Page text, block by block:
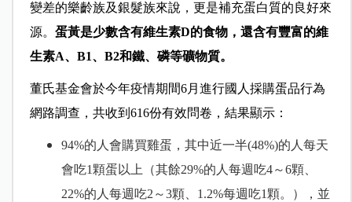
變差的樂齡族及銀髮族來說，更是補充蛋白質的良好來
源。 蛋黃是少數含有維生素D的食物，還含有豐富的維
生素A、 B1、 B2和鐵、磷等礦物質。
董氏基金會於今年疫情期間6月進行國人採購蛋品行為
網路調查，共收到 616份有效問卷，結果顯示：
94%的人會購買雞蛋，其中近一半(48%)的人每天
會吃1顆蛋以上（其餘29%的人每週吃4～6顆、
22%的人每週吃2～3顆、 1.2%每週吃1顆。
），並